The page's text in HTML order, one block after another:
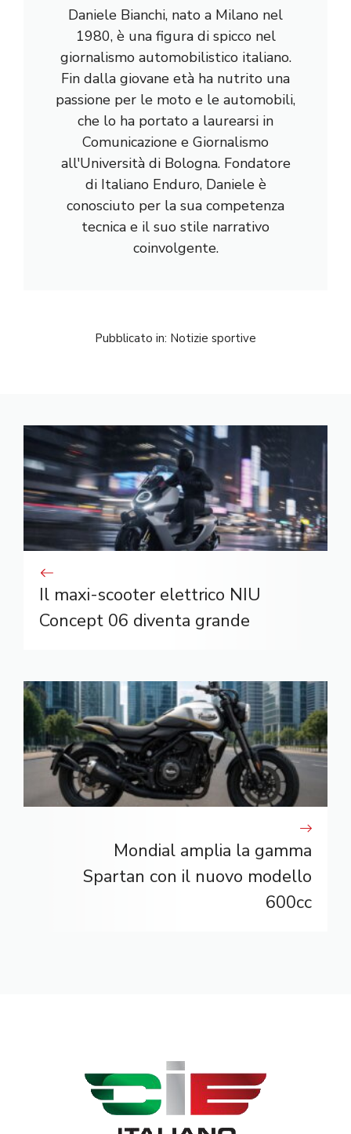
Daniele Bianchi, nato a Milano nel
1980, è una figura di spicco nel
giornalismo automobilistico italiano.
Fin dalla giovane età ha nutrito una
passione per le moto e le automobili,
che lo ha portato a laurearsi in
Comunicazione e Giornalismo
all'Università di Bologna. Fondatore
di Italiano Enduro, Daniele è
conosciuto per la sua competenza
tecnica e il suo stile narrativo
coinvolgente.
Pubblicato in: Notizie sportive
Il maxi-scooter elettrico NIU
Concept 06 diventa grande
Mondial amplia la gamma
Spartan con il nuovo modello
600cc